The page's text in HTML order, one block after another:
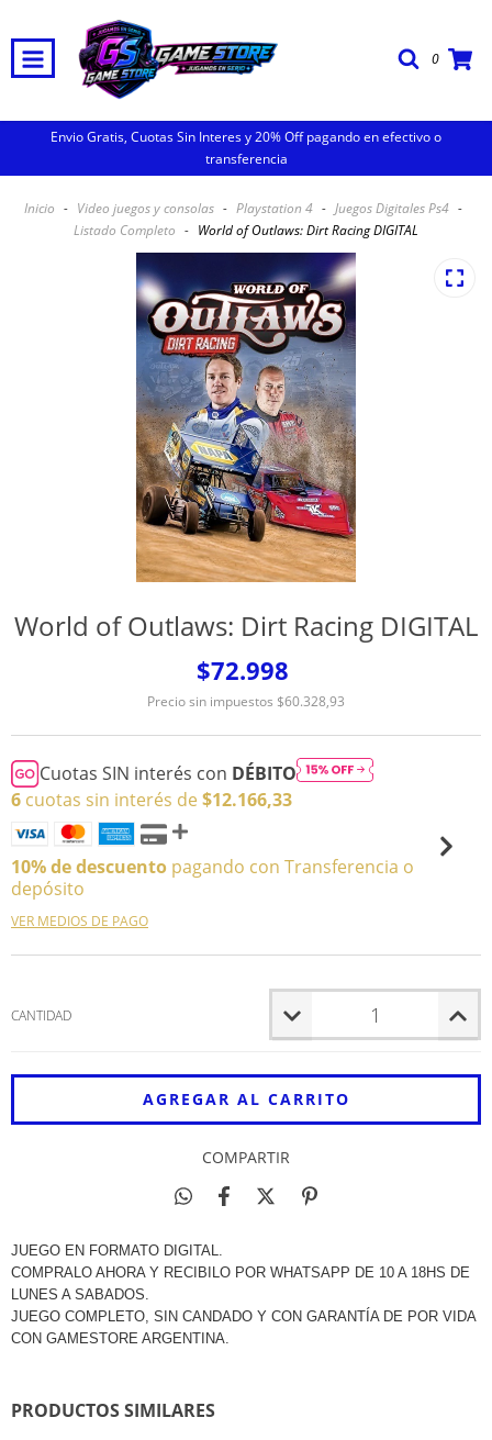
0
Envio Gratis, Cuotas Sin Interes y 20% Off pagando en efectivo o
transferencia
Inicio - Video juegos y consolas - Playstation 4 - Juegos Digitales Ps4 -
Listado Completo - World of Outlaws: Dirt Racing DIGITAL
World of Outlaws: Dirt Racing DIGITAL
$72.998
Precio sin impuestos $60.328,93
Cuotas SIN interés con DÉBITO
6 cuotas sin interés de $12.166,33
10% de descuento pagando con Transferencia o
depósito
VER MEDIOS DE PAGO
CANTIDAD
COMPARTIR
JUEGO EN FORMATO DIGITAL.
COMPRALO AHORA Y RECIBILO POR WHATSAPP DE 10 A 18HS DE
LUNES A SABADOS.
JUEGO COMPLETO, SIN CANDADO Y CON GARANTÍA DE POR VIDA
CON GAMESTORE ARGENTINA.
PRODUCTOS SIMILARES